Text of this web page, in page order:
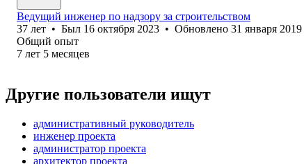
Ведущий инженер по надзору за строительством
37 лет • Был 16 октября 2023 • Обновлено 31 января 2019
Общий опыт
7 лет 5 месяцев
Другие пользователи ищут
административный руководитель
инженер проекта
администратор проекта
архитектор проекта